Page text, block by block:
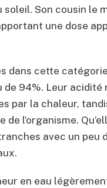
Son cousin le
une dose
dans cette
de 94%. Leur
par la chaleur,
de l’organisme.
avec un
en eau